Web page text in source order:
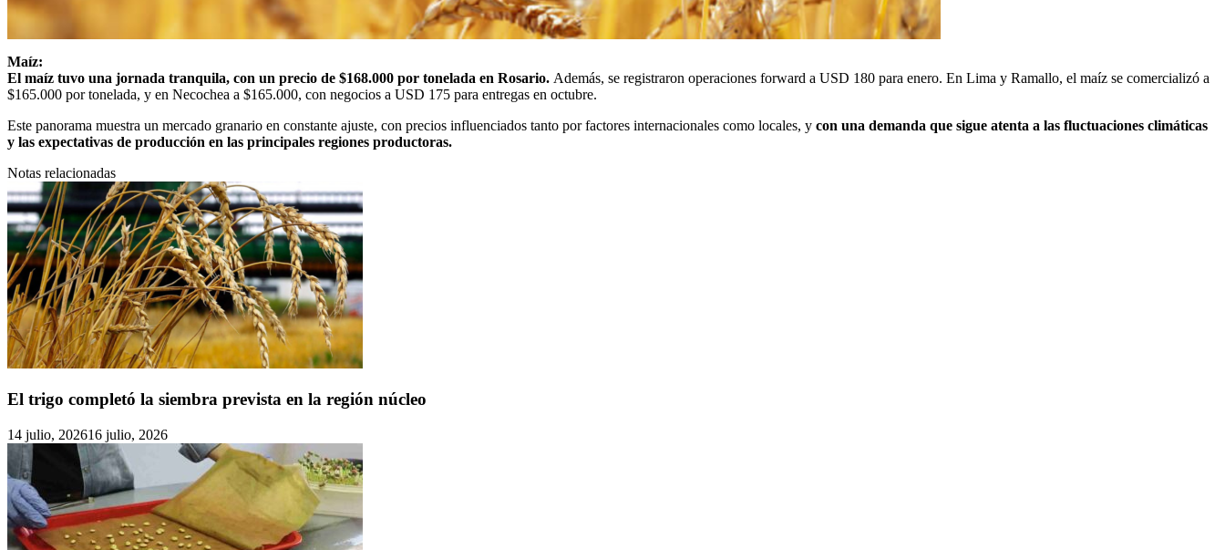
Maíz:
El maíz tuvo una jornada tranquila, con un precio de $168.000 por tonelada en Rosario. Además, se registraron operaciones forward a USD 180 para enero. En Lima y Ramallo, el maíz se comercializó a
$165.000 por tonelada, y en Necochea a $165.000, con negocios a USD 175 para entregas en octubre.
Este panorama muestra un mercado granario en constante ajuste, con precios influenciados tanto por factores internacionales como locales, y con una demanda que sigue atenta a las fluctuaciones climáticas
y las expectativas de producción en las principales regiones productoras.
Notas relacionadas
El trigo completó la siembra prevista en la región núcleo
14 julio, 202616 julio, 2026